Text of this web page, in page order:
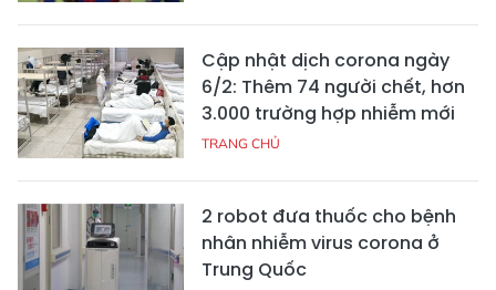
Cập nhật dịch corona ngày
6/2: Thêm 74 người chết, hơn
3.000 trường hợp nhiễm mới
TRANG CHỦ
2 robot đưa thuốc cho bệnh
nhân nhiễm virus corona ở
Trung Quốc